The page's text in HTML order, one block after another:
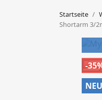
Startseite
Shortarm 3/
-
NEU